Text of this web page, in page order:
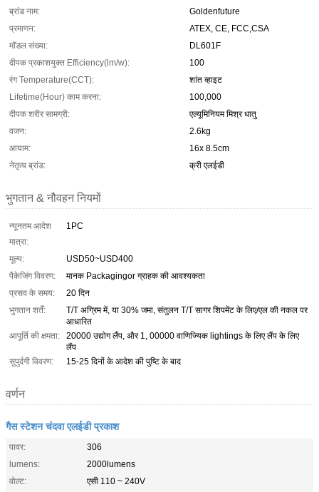
ब्रांड नाम:
Goldenfuture
प्रमाणन:
ATEX, CE, FCC,CSA
मॉडल संख्या:
DL601F
दीपक प्रकाशयुक्त Efficiency(lm/w):
100
रंग Temperature(CCT):
शांत व्हाइट
Lifetime(Hour) काम करना:
100,000
दीपक शरीर सामग्री:
एल्यूमिनियम मिश्र धातु
वजन:
2.6kg
आयाम:
16x 8.5cm
नेतृत्व ब्रांड:
क्री एलईडी
भुगतान & नौवहन नियमों
न्यूनतम आदेश
मात्रा:
1PC
मूल्य:
USD50~USD400
पैकेजिंग विवरण:
मानक Packagingor ग्राहक की आवश्यकता
प्रसव के समय:
20 दिन
भुगतान शर्तें:
T/T अग्रिम में, या 30% जमा, संतुलन T/T सागर शिपमेंट के लिए/एल की नकल पर
आधारित
आपूर्ति की क्षमता:
20000 उद्योग लैंप, और 1, 00000 वाणिज्यिक lightings के लिए लैंप के लिए
लैंप
सुपुर्दगी विवरण:
15-25 दिनों के आदेश की पुष्टि के बाद
वर्णन
गैस स्टेशन चंदवा एलईडी प्रकाश
पावर:
306
lumens:
2000lumens
वोल्ट:
एसी 110 ~ 240V